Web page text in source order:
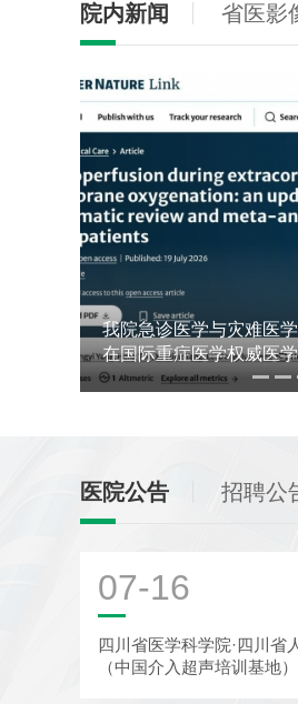
院内新闻 省医影
我院基因测序中心参与
突变检测规范》团体标准
医院公告 招聘公
07-16
四川省医学科学院·四川省
（中国介入超声培训基地